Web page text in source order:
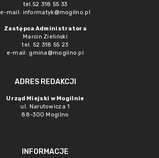
tel.52 318 55 33
e-mail: informatyk@mogilno.pl
Zastępca Administratora
Marcin Zieliński
tel. 52 318 55 23
e-mail: gmina@mogilno.pl
ADRES REDAKCJI
Urząd Miejski w Mogilnie
ul. Narutowicza 1
88-300 Mogilno
INFORMACJE